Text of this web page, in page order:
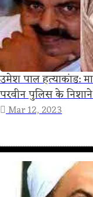
उमेश पाल हत्याकांड:
परवीन पुलिस के
Mar 12, 2023